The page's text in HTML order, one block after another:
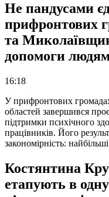
Не пандусами
прифронтових
та
допомоги
16:18
У прифронтових
областей завершився
підтримки психічного
працівників. Його
закономірність:
Костянтина
етапують в